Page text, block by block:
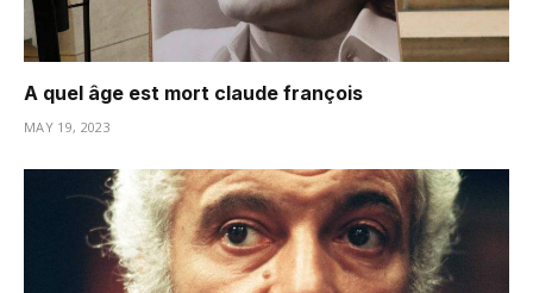
A quel âge est mort claude françois
MAY 19, 2023